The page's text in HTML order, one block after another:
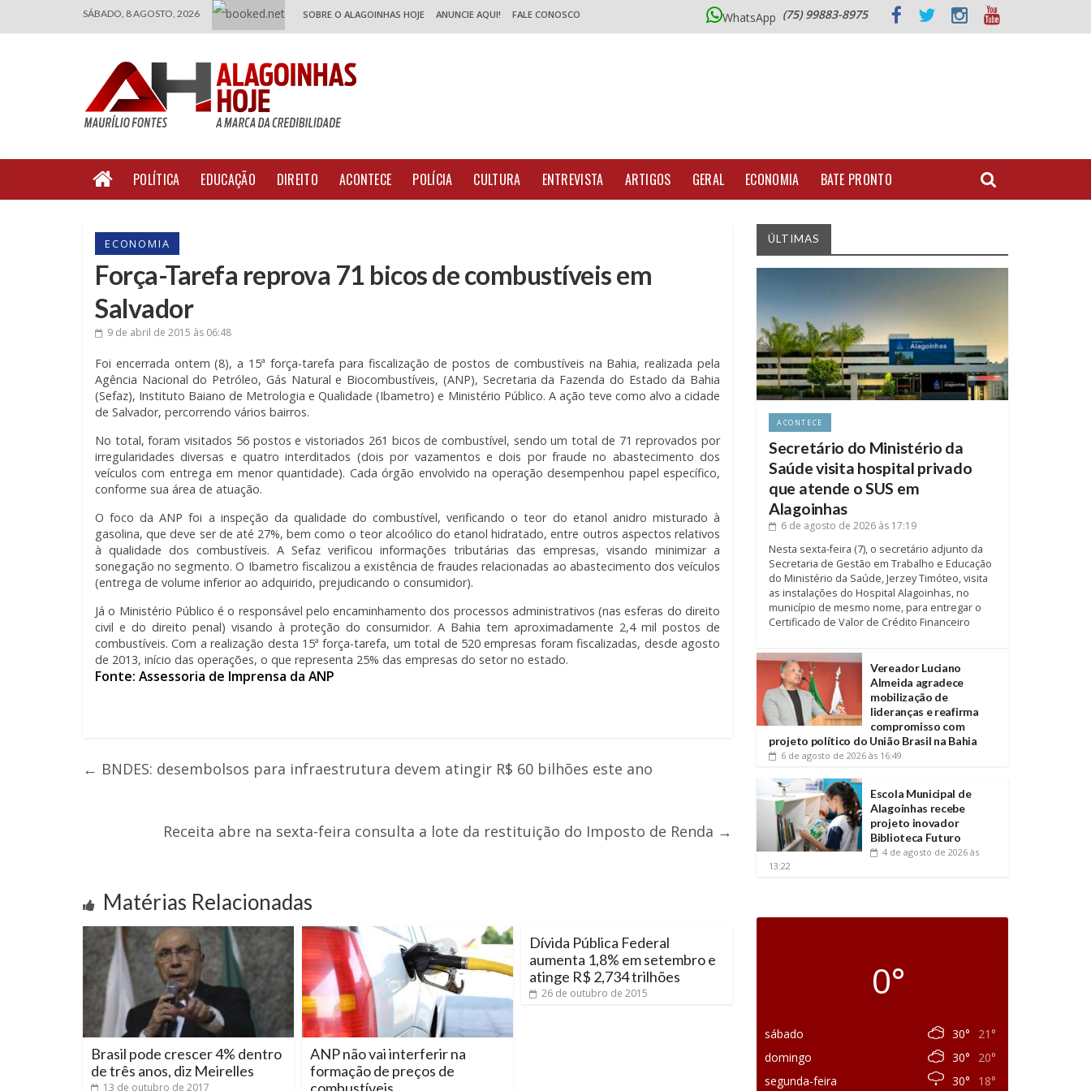
SÁBADO, 8 AGOSTO, 2026 SOBRE O ALAGOINHAS HOJE ANUNCIE AQUI! FALE CONOSCO WhatsApp (75) 99883-8975
POLÍTICA EDUCAÇÃO DIREITO ACONTECE POLÍCIA CULTURA ENTREVISTA ARTIGOS GERAL ECONOMIA BATE PRONTO
ECONOMIA
Força-Tarefa reprova 71 bicos de combustíveis em
Salvador
9 de abril de 2015 às 06:48
Foi encerrada ontem (8), a 15ª força-tarefa para fiscalização de postos de combustíveis na Bahia, realizada pela
Agência Nacional do Petróleo, Gás Natural e Biocombustíveis, (ANP), Secretaria da Fazenda do Estado da Bahia
(Sefaz), Instituto Baiano de Metrologia e Qualidade (Ibametro) e Ministério Público. A ação teve como alvo a cidade
de Salvador, percorrendo vários bairros.
No total, foram visitados 56 postos e vistoriados 261 bicos de combustível, sendo um total de 71 reprovados por
irregularidades diversas e quatro interditados (dois por vazamentos e dois por fraude no abastecimento dos
veículos com entrega em menor quantidade). Cada órgão envolvido na operação desempenhou papel específico,
conforme sua área de atuação.
O foco da ANP foi a inspeção da qualidade do combustível, verificando o teor do etanol anidro misturado à
gasolina, que deve ser de até 27%, bem como o teor alcoólico do etanol hidratado, entre outros aspectos relativos
à qualidade dos combustíveis. A Sefaz verificou informações tributárias das empresas, visando minimizar a
sonegação no segmento. O Ibametro fiscalizou a existência de fraudes relacionadas ao abastecimento dos veículos
(entrega de volume inferior ao adquirido, prejudicando o consumidor).
Já o Ministério Público é o responsável pelo encaminhamento dos processos administrativos (nas esferas do direito
civil e do direito penal) visando à proteção do consumidor. A Bahia tem aproximadamente 2,4 mil postos de
combustíveis. Com a realização desta 15ª força-tarefa, um total de 520 empresas foram fiscalizadas, desde agosto
de 2013, início das operações, o que representa 25% das empresas do setor no estado.
Fonte: Assessoria de Imprensa da ANP
← BNDES: desembolsos para infraestrutura devem atingir R$ 60 bilhões este ano
Receita abre na sexta-feira consulta a lote da restituição do Imposto de Renda →
Matérias Relacionadas
Brasil pode crescer 4% dentro
de três anos, diz Meirelles
13 de outubro de 2017
ANP não vai interferir na
formação de preços de
Dívida Pública Federal
aumenta 1,8% em setembro e
atinge R$ 2,734 trilhões
26 de outubro de 2015
ÚLTIMAS
ACONTECE
Secretário do Ministério da
Saúde visita hospital privado
que atende o SUS em
Alagoinhas
6 de agosto de 2026 às 17:19
Nesta sexta-feira (7), o secretário adjunto da
Secretaria de Gestão em Trabalho e Educação
do Ministério da Saúde, Jerzey Timóteo, visita
as instalações do Hospital Alagoinhas, no
município de mesmo nome, para entregar o
Certificado de Valor de Crédito Financeiro
Vereador Luciano
Almeida agradece
mobilização de
lideranças e reafirma
compromisso com
projeto político do União Brasil na Bahia
6 de agosto de 2026 às 16:49
Escola Municipal de
Alagoinhas recebe
projeto inovador
Biblioteca Futuro
4 de agosto de 2026 às
13:22
0°
sábado 30°
21°
domingo
30°
20°
segunda-feira
30° 18°